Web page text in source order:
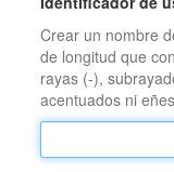
Crear un nombre
de longitud que
rayas (-),
acentuados ni